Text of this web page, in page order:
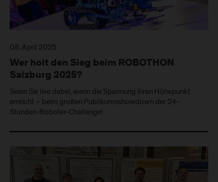
08. April 2025
Wer holt den Sieg beim ROBOTHON
Salzburg 2025?
Seien Sie live dabei, wenn die Spannung ihren Höhepunkt
erreicht – beim großen Publikumsshowdown der 24-
Stunden-Roboter-Challenge!